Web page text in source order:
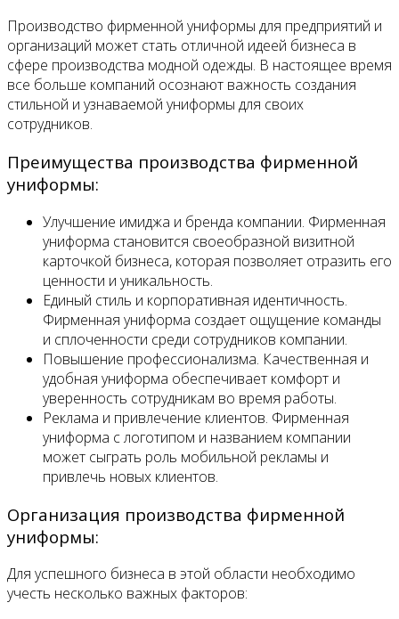
Производство фирменной униформы для предприятий и
организаций может стать отличной идеей бизнеса в
сфере производства модной одежды. В настоящее время
все больше компаний осознают важность создания
стильной и узнаваемой униформы для своих
сотрудников.
Преимущества производства фирменной
униформы:
Улучшение имиджа и бренда компании. Фирменная
униформа становится своеобразной визитной
карточкой бизнеса, которая позволяет отразить его
ценности и уникальность.
Единый стиль и корпоративная идентичность.
Фирменная униформа создает ощущение команды
и сплоченности среди сотрудников компании.
Повышение профессионализма. Качественная и
удобная униформа обеспечивает комфорт и
уверенность сотрудникам во время работы.
Реклама и привлечение клиентов. Фирменная
униформа с логотипом и названием компании
может сыграть роль мобильной рекламы и
привлечь новых клиентов.
Организация производства фирменной
униформы:
Для успешного бизнеса в этой области необходимо
учесть несколько важных факторов: